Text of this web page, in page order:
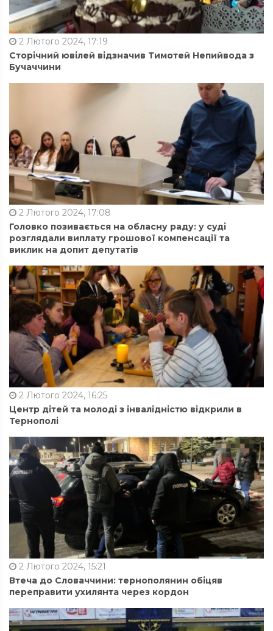
2 Лютого 2024, 17:19
Сторічний ювілей відзначив Тимотей Непийвода з
Бучаччини
2 Лютого 2024, 17:08
Головко позивається на обласну раду: у суді
розглядали виплату грошової компенсації та
виклик на допит депутатів
2 Лютого 2024, 16:25
Центр дітей та молоді з інвалідністю відкрили в
Тернополі
2 Лютого 2024, 15:21
Втеча до Словаччини: тернополянин обіцяв
переправити ухилянта через кордон